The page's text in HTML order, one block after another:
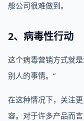
般公司很难做到。
2、病毒性行动
这个病毒营销方式就
别人的事情。”
在这种情况下，关注
容。对于许多产品而